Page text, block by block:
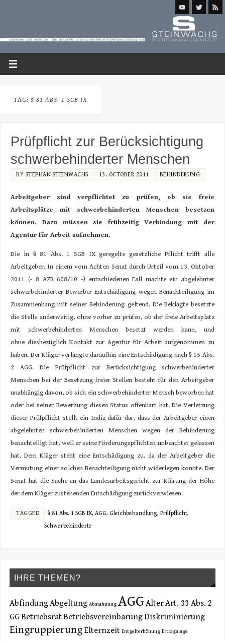
TAG: § 81 ABS. 1 SGB IX
Prüfpflicht zur Berücksichtigung
schwerbehinderter Menschen
BY STEPHAN STEINWACHS 13. OCTOBER 2011 BEHINDERUNG
Arbeitgeber sind verpflichtet zu prüfen, ob sie freie
Arbeitsplätze mit schwerbehinderten Menschen besetzen
können. Dazu müssen sie frühzeitig Verbindung mit der
Agentur für Arbeit aufnehmen.
Die in § 81 Abs. 1 SGB IX geregelte gesetzliche Pflicht trifft alle
Arbeitgeber. In einem vom Achten Senat durch Urteil vom 13. Oktober
2011 (- 8 AZR 608/10 -) entschiedenen Fall machte ein abgelehnter
schwerbehinderter Bewerber Entschädigung wegen Benachteiligung im
Zusammenhang mit seiner Behinderung geltend. Die Beklagte besetzte
die Stelle anderweitig, ohne vorher zu prüfen, ob der freie Arbeitsplatz
mit schwerbehinderten Menschen besetzt werden kann, und
ohne diesbezüglich Kontakt zur Agentur für Arbeit aufgenommen zu
haben. Der Kläger verlangte daraufhin eine Entschädigung nach § 15 Abs.
2 AGG. Die Prüfpflicht zur Berücksichtigung schwerbehinderter
Menschen bei der Besetzung freier Stellen besteht für den Arbeitgeber
unabhängig davon, ob sich ein schwerbehinderter Mensch beworben hat
oder bei seiner Bewerbung diesen Status offenbart hat. Die Verletzung
dieser Prüfpflicht stellt ein Indiz dafür dar, dass der Arbeitgeber einen
abgelehnten schwerbehinderten Menschen wegen der Behinderung
benachteiligt hat, weil er seine Förderungspflichten unbeachtet gelassen
hat. Dem Kläger steht eine Entschädigung zu, da der Arbeitgeber die
Vermutung einer solchen Benachteiligung nicht widerlegen konnte. Der
Senat hat die Sache an das Landesarbeitsgericht zur Klärung der Höhe
der dem Kläger zustehenden Entschädigung zurückverwiesen.
TAGGED § 81 Abs. 1 SGB IX,AGG,Gleichbehandlung,Prüfpflicht,
Schwerbehinderte
IHRE THEMEN?
AbfindungAbgeltung Abmahnung AGGAlterArt. 33 Abs. 2
GGBetriebsratBetriebsvereinbarungDiskriminierung
Eingruppierung Elternzeit Entgelterhöhung Ertragslage